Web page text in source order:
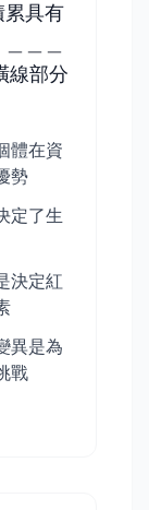
累具有
＿＿
線部分
體在資
勢
定了生
決定紅
異是為
戰